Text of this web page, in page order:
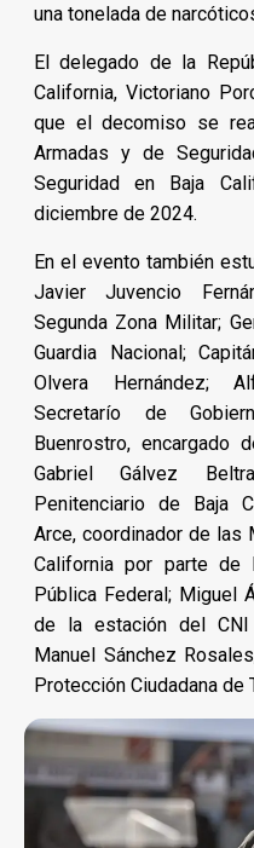
una tonelada de
El delegado de la
California, Victoriano
que el decomiso se
Armadas y de
Seguridad en Baja
diciembre de 2024.
En el evento también
Javier Juvencio
Segunda Zona Militar;
Guardia Nacional;
Olvera Hernández;
Secretarío de
Buenrostro, encargado
Gabriel Gálvez
Penitenciario de Baja
Arce, coordinador de las
California por parte de
Pública Federal; Miguel
de la estación del
Manuel Sánchez
Protección Ciudadana de